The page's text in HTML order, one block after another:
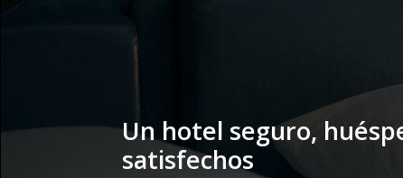
Un hotel seguro,
satisfechos